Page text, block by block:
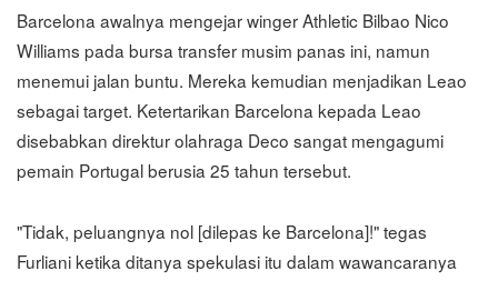
Barcelona awalnya mengejar winger Athletic Bilbao Nico
Williams pada bursa transfer musim panas ini, namun
menemui jalan buntu. Mereka kemudian menjadikan Leao
sebagai target. Ketertarikan Barcelona kepada Leao
disebabkan direktur olahraga Deco sangat mengagumi
pemain Portugal berusia 25 tahun tersebut.
"Tidak, peluangnya nol [dilepas ke Barcelona]!" tegas
Furliani ketika ditanya spekulasi itu dalam wawancaranya